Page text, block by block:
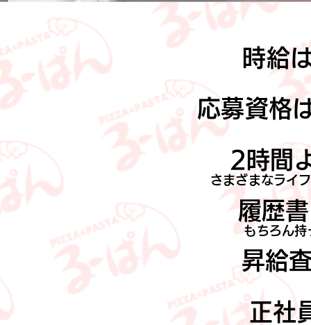
時給
応募資格
2時間
さまざまなライ
履歴
もちろん
昇給
正社